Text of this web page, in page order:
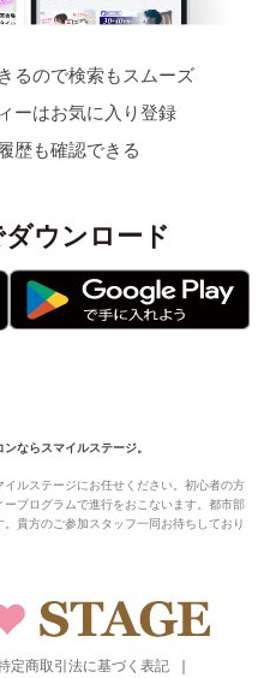
るので検索もスムーズ
ーはお気に入り登録
歴も確認できる
ダウンロード
ならスマイルステージ。
ルステージにお任せください。初心者の方
プログラムで進行をおこないます。都市部
貴方のご参加スタッフ一同お待ちしており
定商取引法に基づく表記